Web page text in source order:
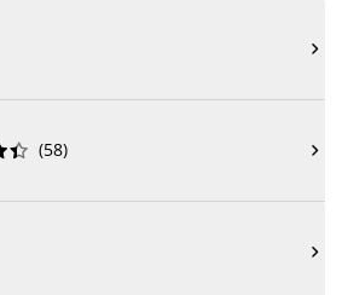


 (58) 
